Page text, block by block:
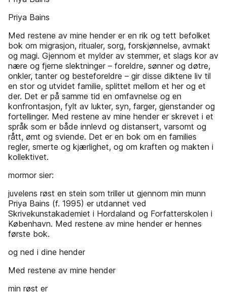
Priya Bains
Med restene av mine hender er en rik og tett befolket
bok om migrasjon, ritualer, sorg, forskjønnelse, avmakt
og magi. Gjennom et mylder av stemmer, et slags kor av
nære og fjerne slektninger – foreldre, sønner og døtre,
onkler, tanter og besteforeldre – gir disse diktene liv til
en stor og utvidet familie, splittet mellom et her og et
der. Det er på samme tid en omfavnelse og en
konfrontasjon, fylt av lukter, syn, farger, gjenstander og
fortellinger. Med restene av mine hender er skrevet i et
språk som er både innlevd og distansert, varsomt og
rått, ømt og sviende. Det er en bok om en families
regler, smerte og kjærlighet, og om kraften og makten i
kollektivet.
mormor sier:
juvelens røst en stein som triller ut gjennom min munn
Priya Bains (f. 1995) er utdannet ved
Skrivekunstakademiet i Hordaland og Forfatterskolen i
København. Med restene av mine hender er hennes
første bok.
og ned i dine hender
Med restene av mine hender
min røst er